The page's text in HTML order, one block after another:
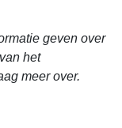
geven over
het
meer over.